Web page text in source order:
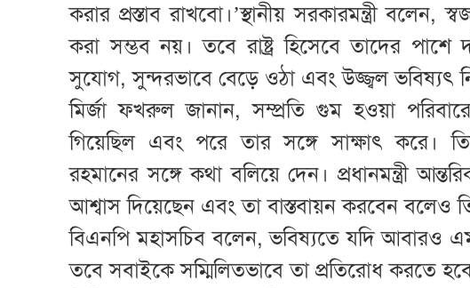
করার প্রস্তাব রাখবো।’স্থানীয় সরকারমন্ত্রী
করা সম্ভব নয়। তবে রাষ্ট্র হিসেবে তাদের পাশে
সুযোগ, সুন্দরভাবে বেড়ে ওঠা এবং উজ্জ্বল ভবিষ্যৎ
মির্জা ফখরুল জানান, সম্প্রতি গুম হওয়া
গিয়েছিল এবং পরে তার সঙ্গে সাক্ষাৎ করে।
রহমানের সঙ্গে কথা বলিয়ে দেন। প্রধানমন্ত্রী
আশ্বাস দিয়েছেন এবং তা বাস্তবায়ন করবেন বলেও
বিএনপি মহাসচিব বলেন, ভবিষ্যতে যদি আবারও
তবে সবাইকে সম্মিলিতভাবে তা প্রতিরোধ করতে